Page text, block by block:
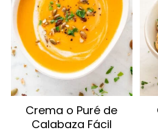
Crema o Puré de
Calabaza Fácil